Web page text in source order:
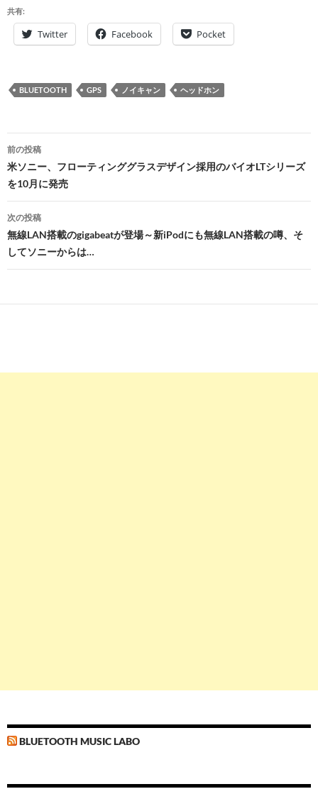
共有:
Twitter Facebook Pocket
BLUETOOTH GPS ノイキャン ヘッドホン
投
稿
ナ
ビ
ゲ
ー
前の投稿
米ソニー、フローティンググラスデザイン採用のバイオLTシリーズ
を10月に発売
次の投稿
無線LAN搭載のgigabeatが登場～新iPodにも無線LAN搭載の噂、そ
してソニーからは…
BLUETOOTH MUSIC LABO